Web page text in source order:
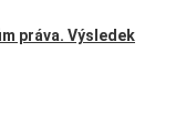
práva. Výsledek